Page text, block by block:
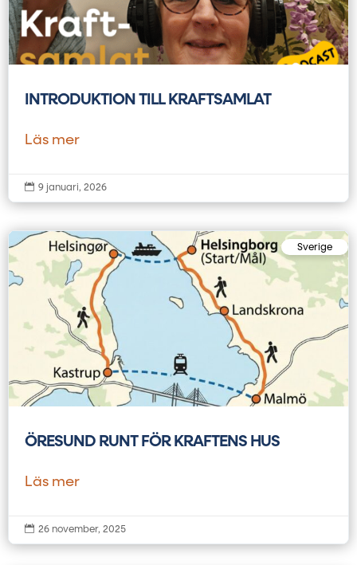
INTRODUKTION TILL KRAFTSAMLAT
Läs mer
 9 januari, 2026
Sverige
ÖRESUND RUNT FÖR KRAFTENS HUS
Läs mer
 26 november, 2025